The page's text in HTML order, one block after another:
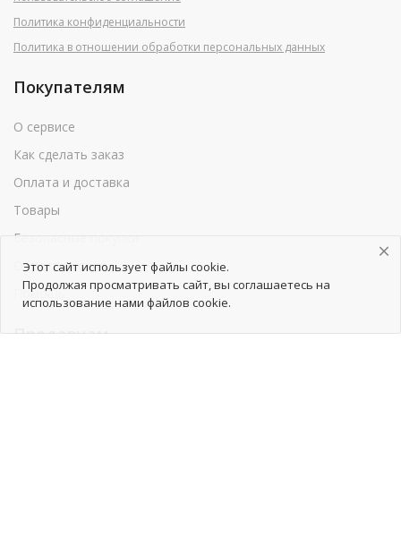
Политика конфиденциальности
Политика в отношении обработки персональных данных
Покупателям
О сервисе
Как сделать заказ
Оплата и доставка
Товары
Безопасные покупки
Обратная связь
Помощь
Продавцам
Этот сайт использует файлы cookie.
Продолжая просматривать сайт, вы соглашаетесь на
использование нами файлов cookie.